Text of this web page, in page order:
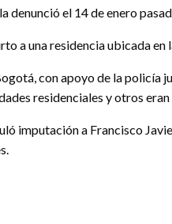
denunció el 14 de enero
a una residencia ubicada
con apoyo de la
residenciales y otros
imputación a Francisco